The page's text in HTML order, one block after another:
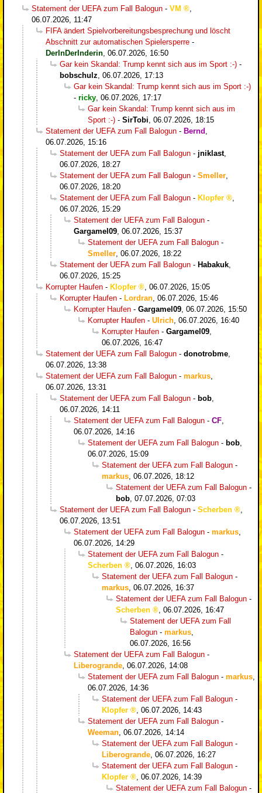
Statement der UEFA zum Fall Balogun - VM
06.07.2026, 11:47
FIFA ändert Spielvorbereitungsbesprechung und löscht
Abschnitt zur automatischen Spielersperre -
DerInDerInderin 06.07.2026, 16:50
Gar kein Skandal: Trump kennt sich aus im Sport :-) -
bobschulz 06.07.2026, 17:13
Gar kein Skandal: Trump kennt sich aus im Sport :-)
- ricky 06.07.2026, 17:17
Gar kein Skandal: Trump kennt sich aus im
Sport :-) - SirTobi 06.07.2026, 18:15
Statement der UEFA zum Fall Balogun - Bernd
06.07.2026, 15:16
Statement der UEFA zum Fall Balogun - jniklast,
06.07.2026, 18:27
Statement der UEFA zum Fall Balogun - Smeller
06.07.2026, 18:20
Statement der UEFA zum Fall Balogun - Klopfer
06.07.2026, 15:29
Statement der UEFA zum Fall Balogun -
Gargamel09 06.07.2026, 15:37
Statement der UEFA zum Fall Balogun -
Smeller 06.07.2026, 18:22
Statement der UEFA zum Fall Balogun - Habakuk
06.07.2026, 15:25
Korrupter Haufen - Klopfer
06.07.2026, 15:05
Korrupter Haufen - Lordran 06.07.2026, 15:46
Korrupter Haufen - Gargamel09 06.07.2026, 15:50
Korrupter Haufen - Ulrich 06.07.2026, 16:40
Korrupter Haufen - Gargamel09
06.07.2026, 16:47
Statement der UEFA zum Fall Balogun - donotrobme
06.07.2026, 13:38
Statement der UEFA zum Fall Balogun - markus
06.07.2026, 13:31
Statement der UEFA zum Fall Balogun - bob
06.07.2026, 14:11
Statement der UEFA zum Fall Balogun - CF
06.07.2026, 14:16
Statement der UEFA zum Fall Balogun - bob
06.07.2026, 15:09
Statement der UEFA zum Fall Balogun -
markus 06.07.2026, 18:12
Statement der UEFA zum Fall Balogun -
bob 07.07.2026, 07:03
Statement der UEFA zum Fall Balogun - Scherben
06.07.2026, 13:51
Statement der UEFA zum Fall Balogun - markus
06.07.2026, 14:29
Statement der UEFA zum Fall Balogun -
Scherben
06.07.2026, 16:03
Statement der UEFA zum Fall Balogun -
markus 06.07.2026, 16:37
Statement der UEFA zum Fall Balogun -
Scherben
06.07.2026, 16:47
Statement der UEFA zum Fall
Balogun - markus
06.07.2026, 16:56
Statement der UEFA zum Fall Balogun -
Liberogrande 06.07.2026, 14:08
Statement der UEFA zum Fall Balogun - markus
06.07.2026, 14:36
Statement der UEFA zum Fall Balogun -
Klopfer
06.07.2026, 14:43
Statement der UEFA zum Fall Balogun -
Weeman 06.07.2026, 14:14
Statement der UEFA zum Fall Balogun -
Liberogrande 06.07.2026, 16:27
Statement der UEFA zum Fall Balogun -
Klopfer
06.07.2026, 14:39
Statement der UEFA zum Fall Balogun -